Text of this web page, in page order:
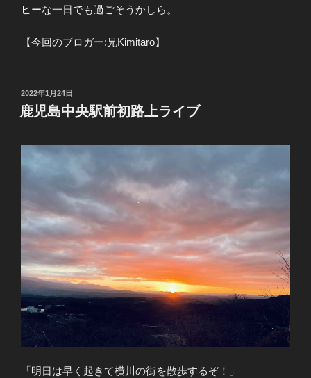
ヒーな一日でも過ごそうかしら。
【今回のブロガー:兄Kimitaro】
投
稿
日:
2022年1月24日
鹿児島中央駅前初路上ライブ
「明日は早く起きて横川の街を散歩するぞ！」